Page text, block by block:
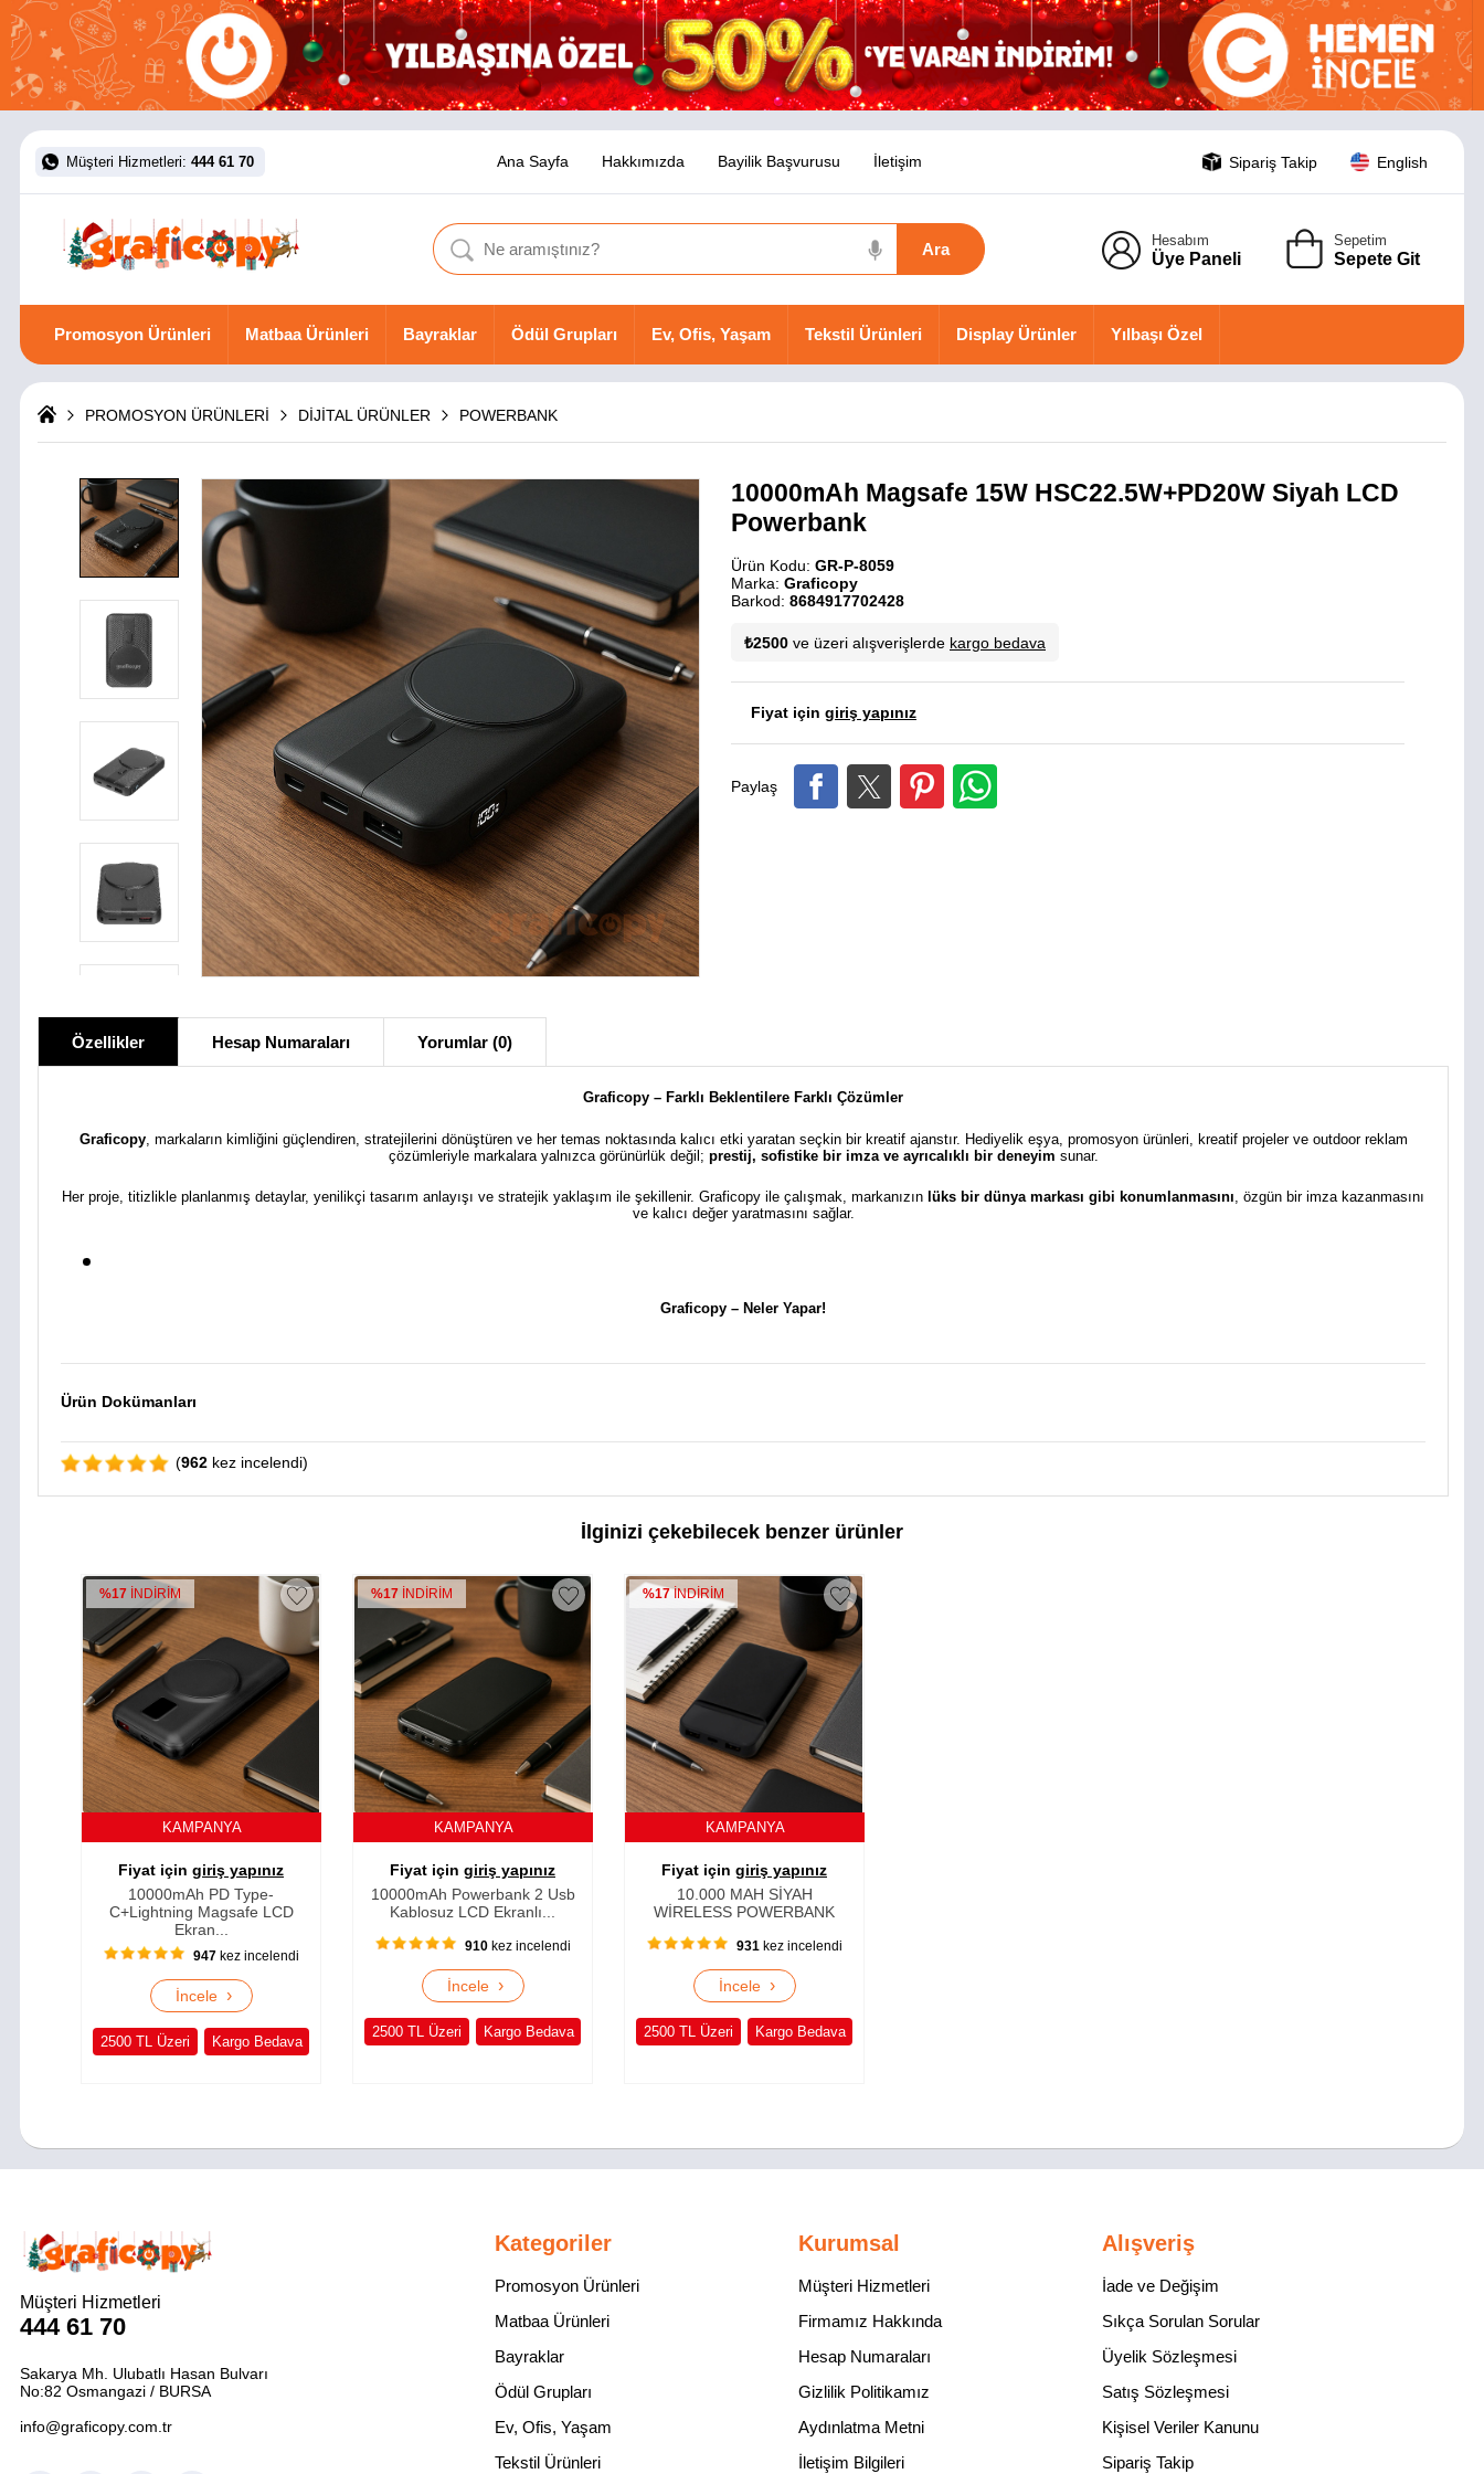
Müşteri Hizmetleri: 444 61 70 Ana Sayfa Hakkımızda Bayilik Başvurusu İletişim Sipariş Takip English
Hesabım
Üye Paneli
Sepetim
Sepete Git
Promosyon Ürünleri Matbaa Ürünleri Bayraklar Ödül Grupları Ev, Ofis, Yaşam Tekstil Ürünleri Display Ürünler Yılbaşı Özel
PROMOSYON ÜRÜNLERİ DİJİTAL ÜRÜNLER POWERBANK
10000mAh Magsafe 15W HSC22.5W+PD20W Siyah LCD
Powerbank
Ürün Kodu: GR-P-8059
Marka: Graficopy
Barkod: 8684917702428
₺2500 ve üzeri alışverişlerde kargo bedava
Fiyat için giriş yapınız
Paylaş
Özellikler Hesap Numaraları Yorumlar (0)
Graficopy – Farklı Beklentilere Farklı Çözümler
Graficopy, markaların kimliğini güçlendiren, stratejilerini dönüştüren ve her temas noktasında kalıcı etki yaratan seçkin bir kreatif ajanstır. Hediyelik eşya, promosyon ürünleri, kreatif projeler ve outdoor reklam
çözümleriyle markalara yalnızca görünürlük değil; prestij, sofistike bir imza ve ayrıcalıklı bir deneyim sunar.
Her proje, titizlikle planlanmış detaylar, yenilikçi tasarım anlayışı ve stratejik yaklaşım ile şekillenir. Graficopy ile çalışmak, markanızın lüks bir dünya markası gibi konumlanmasını, özgün bir imza kazanmasını
ve kalıcı değer yaratmasını sağlar.
Graficopy – Neler Yapar!
Ürün Dokümanları
(962 kez incelendi)
İlginizi çekebilecek benzer ürünler
%17 İNDİRİM
KAMPANYA
Fiyat için giriş yapınız
10000mAh PD Type-
C+Lightning Magsafe LCD
Ekran...
947kez incelendi
İncele ›
2500 TL Üzeri Kargo Bedava
%17 İNDİRİM
KAMPANYA
Fiyat için giriş yapınız
10000mAh Powerbank 2 Usb
Kablosuz LCD Ekranlı...
910kez incelendi
İncele ›
2500 TL Üzeri Kargo Bedava
%17İNDİRİM
KAMPANYA
Fiyat için giriş yapınız
10.000 MAH SİYAH
WİRELESS POWERBANK
931kez incelendi
İncele ›
2500 TL Üzeri Kargo Bedava
Müşteri Hizmetleri
444 61 70
Sakarya Mh. Ulubatlı Hasan Bulvarı
No:82 Osmangazi / BURSA
info@graficopy.com.tr
Kategoriler Kurumsal Alışveriş
Promosyon Ürünleri
Matbaa Ürünleri
Bayraklar
Ödül Grupları
Ev, Ofis, Yaşam
Tekstil Ürünleri
Müşteri Hizmetleri
Firmamız Hakkında
Hesap Numaraları
Gizlilik Politikamız
Aydınlatma Metni
İletişim Bilgileri
İade ve Değişim
Sıkça Sorulan Sorular
Üyelik Sözleşmesi
Satış Sözleşmesi
Kişisel Veriler Kanunu
Sipariş Takip